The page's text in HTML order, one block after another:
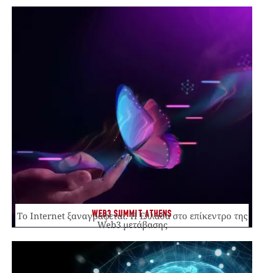
WEB3 SUMMIT ATHENS
Το Internet ξαναγράφεται. Η Ελλάδα στο επίκεντρο της
Web3 μετάβασης